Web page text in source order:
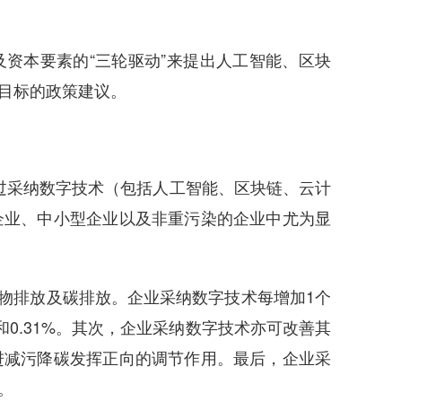
要素的“三轮驱动”来提出人工智能、区块
的政策建议。
纳数字技术（包括人工智能、区块链、云计
、中小型企业以及非重污染的企业中尤为显
放及碳排放。企业采纳数字技术每增加1个
。其次，企业采纳数字技术亦可改善其
污降碳发挥正向的调节作用。最后，企业采